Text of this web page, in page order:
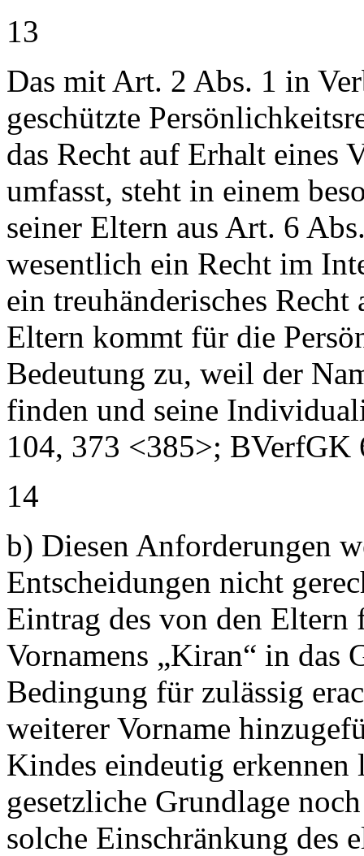
13
Das mit Art. 2 Abs. 1 in
geschützte
das Recht auf Erhalt eines
umfasst, steht in einem
seiner Eltern aus Art. 6
wesentlich ein Recht im
ein treuhänderisches
Eltern kommt für die
Bedeutung zu, weil der
finden und seine
104, 373 <385>; BVerfGK
14
b) Diesen Anforderungen
Entscheidungen nicht
Eintrag des von den
Vornamens „Kiran“ in das
Bedingung für zulässig
weiterer Vorname
Kindes eindeutig erkennen
gesetzliche Grundlage
solche Einschränkung des